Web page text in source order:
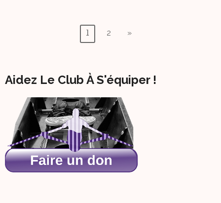
Pagination
Publications
1 2 »
Aidez Le Club À S'équiper !